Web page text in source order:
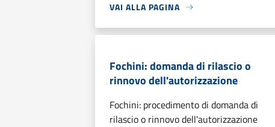
VAI ALLA PAGINA
Fochini: domanda di rilascio o
rinnovo dell'autorizzazione
Fochini: procedimento di domanda di
rilascio o rinnovo dell'autorizzazione